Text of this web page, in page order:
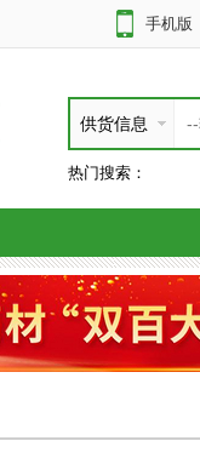
手机版
供货信息
热门搜索：